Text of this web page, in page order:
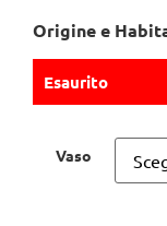
Origine e
Esaurito
Vaso